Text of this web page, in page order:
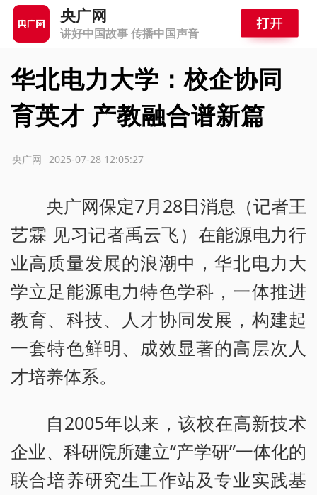
央广网
讲好中国故事 传播中国声音
华北电力大学：校企协同
育英才 产教融合谱新篇
2025-07-28 12:05:27
央广网
央广网保定7月28日消息（记者王
艺霖 见习记者禹云飞）在能源电力行
业高质量发展的浪潮中，华北电力大
学立足能源电力特色学科，一体推进
教育、科技、人才协同发展，构建起
一套特色鲜明、成效显著的高层次人
才培养体系。
自2005年以来，该校在高新技术
企业、科研院所建立“产学研”一体化的
联合培养研究生工作站及专业实践基